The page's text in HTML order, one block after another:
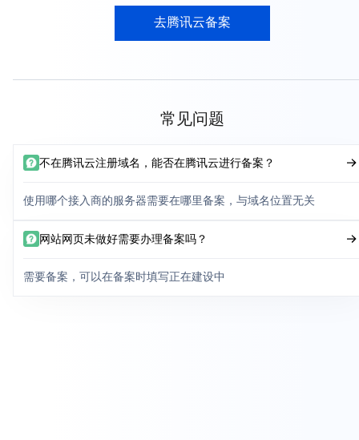
去腾讯云备案
常见问题
不在腾讯云注册域名，能否在腾讯云进行备案？
使用哪个接入商的服务器需要在哪里备案，与域名位置无关
网站网页未做好需要办理备案吗？
需要备案，可以在备案时填写正在建设中